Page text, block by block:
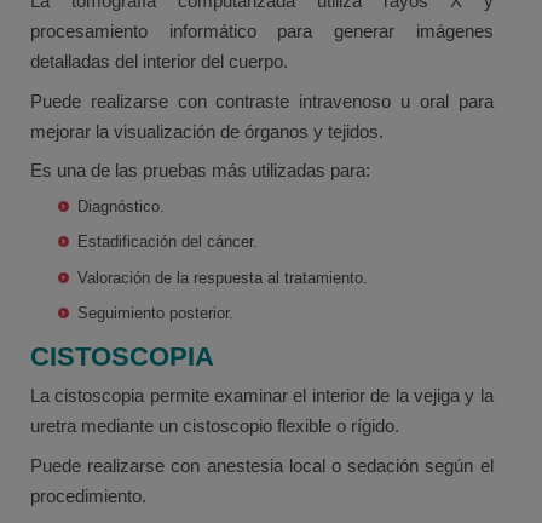
procesamiento informático para generar imágenes
detalladas del interior del cuerpo.
Puede realizarse con contraste intravenoso u oral para
mejorar la visualización de órganos y tejidos.
Es una de las pruebas más utilizadas para:
Diagnóstico.
Estadificación del cáncer.
Valoración de la respuesta al tratamiento.
Seguimiento posterior.
CISTOSCOPIA
La cistoscopia permite examinar el interior de la vejiga y la
uretra mediante un cistoscopio flexible o rígido.
Puede realizarse con anestesia local o sedación según el
procedimiento.